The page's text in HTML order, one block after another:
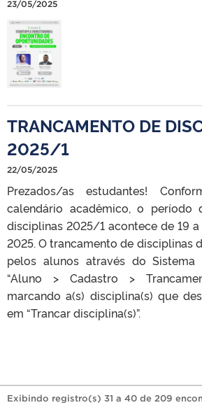
23/05/2025
TRANCAMENTO DE
2025/1
22/05/2025
Prezados/as estudantes!
calendário acadêmico, o período
disciplinas 2025/1 acontece de 19
2025. O trancamento de disciplinas
pelos alunos através do Sistema
“Aluno > Cadastro >
marcando a(s) disciplina(s) que
em “Trancar disciplina(s)”.
Exibindo registro(s) 31 a 40 de 209